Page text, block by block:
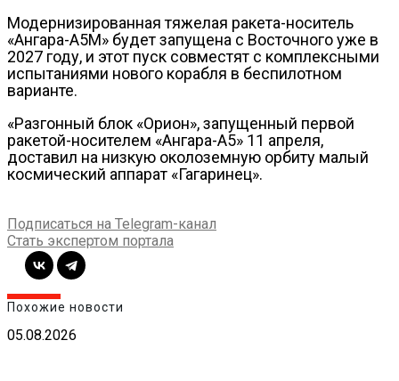
Модернизированная тяжелая ракета-носитель
«Ангара-А5М» будет запущена с Восточного уже в
2027 году, и этот пуск совместят с комплексными
испытаниями нового корабля в беспилотном
варианте.
«Разгонный блок «Орион», запущенный первой
ракетой-носителем «Ангара-А5» 11 апреля,
доставил на низкую околоземную орбиту малый
космический аппарат «Гагаринец».
Подписаться на Telegram-канал
Стать экспертом портала
Похожие новости
05.08.2026